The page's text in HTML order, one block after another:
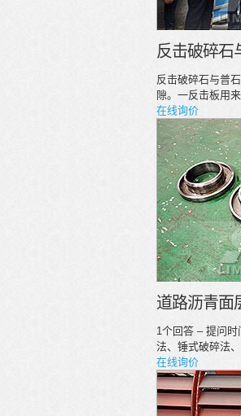
反击破碎石
反击破碎石与普
隙。一反击板用
在线询价
道路沥青面
1个回答 – 提问
法、锤式破碎法
在线询价